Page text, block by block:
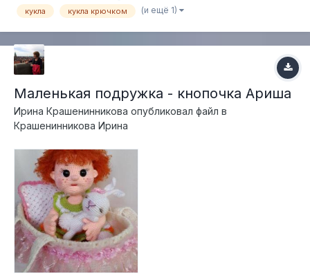
кукла кукла крючком (и ещё 1)
Маленькая подружка - кнопочка Ариша
Ирина Крашенинникова опубликовал файл в
Крашенинникова Ирина